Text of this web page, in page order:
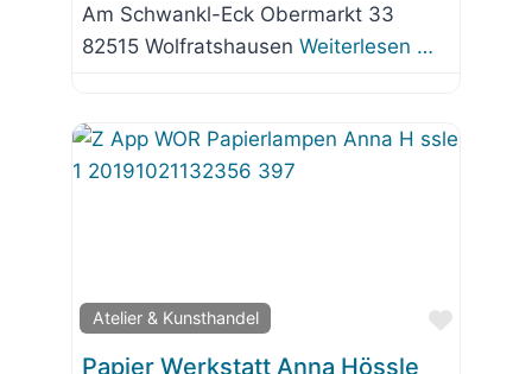
Am Schwankl-Eck Obermarkt 33
82515 Wolfratshausen Weiterlesen …
Atelier & Kunsthandel
Favorit
Papier Werkstatt Anna Hössle